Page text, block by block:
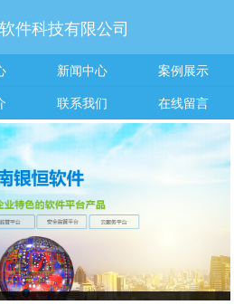
件科技有限公司
新闻中心
案例展示
联系我们 在线留言